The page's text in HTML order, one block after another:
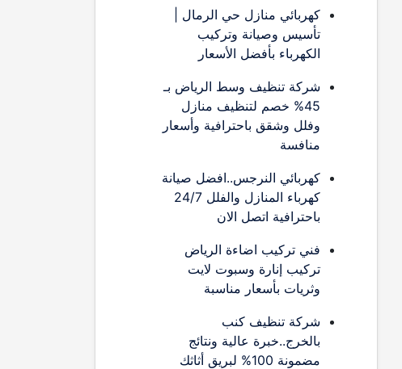
كهربائي منازل حي الرمال |
تأسيس وصيانة وتركيب
الكهرباء بأفضل الأسعار
شركة تنظيف وسط الرياض بـ
45% خصم لتنظيف منازل
وفلل وشقق باحترافية وأسعار
منافسة
كهربائي النرجس..افضل صيانة
كهرباء المنازل والفلل 24/7
باحترافية اتصل الان
فني تركيب اضاءة الرياض
تركيب إنارة وسبوت لايت
وثريات بأسعار مناسبة
شركة تنظيف كنب
بالخرج..خبرة عالية ونتائج
مضمونة 100% لبريق أثاثك